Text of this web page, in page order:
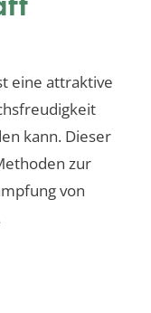
eine attraktive
kann. Dieser
zur
von